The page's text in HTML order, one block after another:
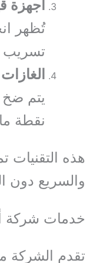
أجهزة
تُظهر
تسريب
يتم
نقطة
هذه التقنيات
والسريع دون
خدمات شركة
تقدم